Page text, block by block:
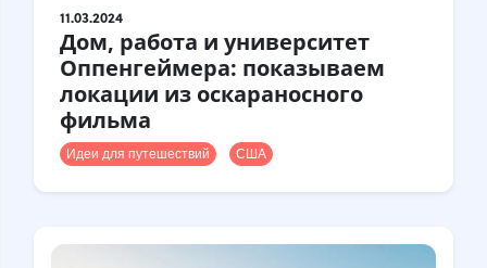
11.03.2024
Дом, работа и университет
Оппенгеймера: показываем
локации из оскараносного
фильма
Идеи для путешествий США